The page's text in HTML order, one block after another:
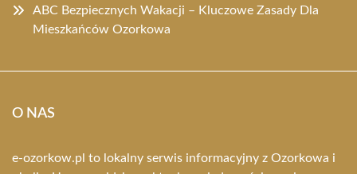
ABC Bezpiecznych Wakacji – Kluczowe Zasady Dla
Mieszkańców Ozorkowa
O NAS
e-ozorkow.pl to lokalny serwis informacyjny z Ozorkowa i